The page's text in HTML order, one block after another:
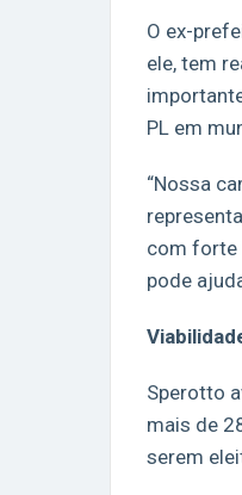
O ex-
ele, tem
PL em
“Nossa
com forte
pode
Sperotto
mais de
serem